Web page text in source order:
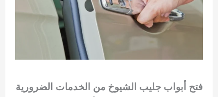
فتح أبواب جليب الشيوخ من الخدمات الضرورية